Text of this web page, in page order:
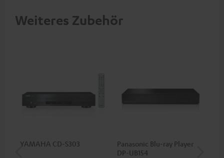
Weiteres Zubehör
YAMAHA CD-S303
Panasonic Blu-ray Player
DP-UB154